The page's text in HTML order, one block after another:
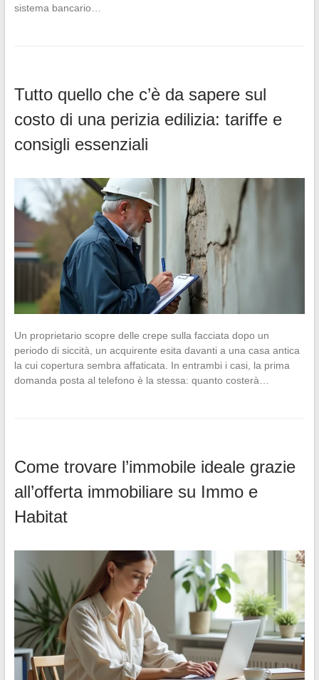
sistema bancario…
Tutto quello che c’è da sapere sul
costo di una perizia edilizia: tariffe e
consigli essenziali
Un proprietario scopre delle crepe sulla facciata dopo un
periodo di siccità, un acquirente esita davanti a una casa antica
la cui copertura sembra affaticata. In entrambi i casi, la prima
domanda posta al telefono è la stessa: quanto costerà…
Come trovare l’immobile ideale grazie
all’offerta immobiliare su Immo e
Habitat